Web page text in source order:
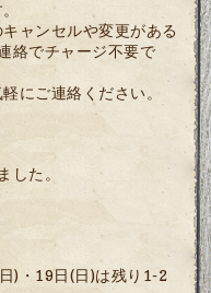
ャンセルや変更がある
絡でチャージ不要で
にご連絡ください。
した。
)・19日(日)は残り1-2